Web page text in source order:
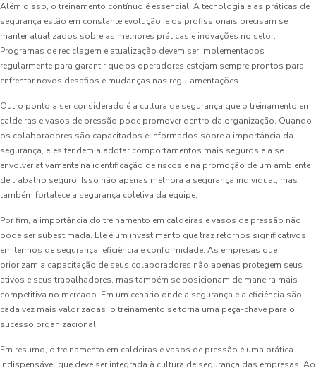
Além disso, o treinamento contínuo é essencial. A tecnologia e as práticas de
segurança estão em constante evolução, e os profissionais precisam se
manter atualizados sobre as melhores práticas e inovações no setor.
Programas de reciclagem e atualização devem ser implementados
regularmente para garantir que os operadores estejam sempre prontos para
enfrentar novos desafios e mudanças nas regulamentações.
Outro ponto a ser considerado é a cultura de segurança que o treinamento em
caldeiras e vasos de pressão pode promover dentro da organização. Quando
os colaboradores são capacitados e informados sobre a importância da
segurança, eles tendem a adotar comportamentos mais seguros e a se
envolver ativamente na identificação de riscos e na promoção de um ambiente
de trabalho seguro. Isso não apenas melhora a segurança individual, mas
também fortalece a segurança coletiva da equipe.
Por fim, a importância do treinamento em caldeiras e vasos de pressão não
pode ser subestimada. Ele é um investimento que traz retornos significativos
em termos de segurança, eficiência e conformidade. As empresas que
priorizam a capacitação de seus colaboradores não apenas protegem seus
ativos e seus trabalhadores, mas também se posicionam de maneira mais
competitiva no mercado. Em um cenário onde a segurança e a eficiência são
cada vez mais valorizadas, o treinamento se torna uma peça-chave para o
sucesso organizacional.
Em resumo, o treinamento em caldeiras e vasos de pressão é uma prática
indispensável que deve ser integrada à cultura de segurança das empresas. Ao